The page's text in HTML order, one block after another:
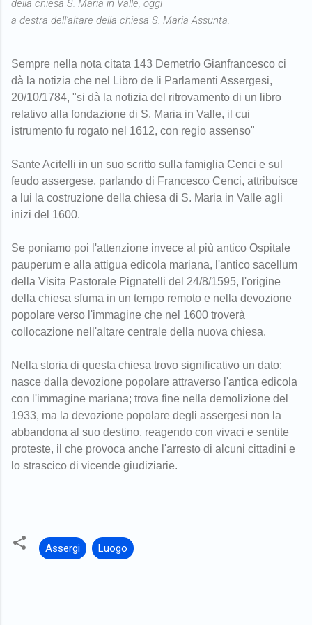
della chiesa S. Maria in Valle, oggi
a destra dell'altare della chiesa S. Maria Assunta.
Sempre nella nota citata 143 Demetrio Gianfrancesco ci
dà la notizia che nel Libro de li Parlamenti Assergesi,
20/10/1784, "si dà la notizia del ritrovamento di un libro
relativo alla fondazione di S. Maria in Valle, il cui
istrumento fu rogato nel 1612, con regio assenso"
Sante Acitelli in un suo scritto sulla famiglia Cenci e sul
feudo assergese, parlando di Francesco Cenci, attribuisce
a lui la costruzione della chiesa di S. Maria in Valle agli
inizi del 1600.
Se poniamo poi l'attenzione invece al più antico Ospitale
pauperum e alla attigua edicola mariana, l'antico sacellum
della Visita Pastorale Pignatelli del 24/8/1595, l'origine
della chiesa sfuma in un tempo remoto e nella devozione
popolare verso l'immagine che nel 1600 troverà
collocazione nell'altare centrale della nuova chiesa.
Nella storia di questa chiesa trovo significativo un dato:
nasce dalla devozione popolare attraverso l'antica edicola
con l'immagine mariana; trova fine nella demolizione del
1933, ma la devozione popolare degli assergesi non la
abbandona al suo destino, reagendo con vivaci e sentite
proteste, il che provoca anche l'arresto di alcuni cittadini e
lo strascico di vicende giudiziarie.
Assergi Luogo